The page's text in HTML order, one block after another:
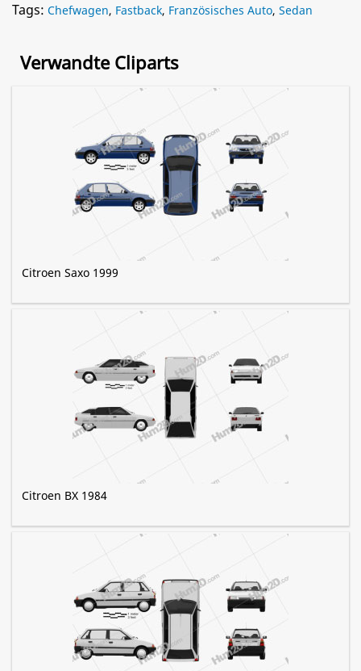
Tags: Chefwagen, Fastback, Französisches Auto, Sedan
Verwandte Cliparts
Citroen Saxo 1999
Citroen BX 1984